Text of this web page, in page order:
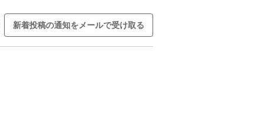
新着投稿の通知をメールで受け取る